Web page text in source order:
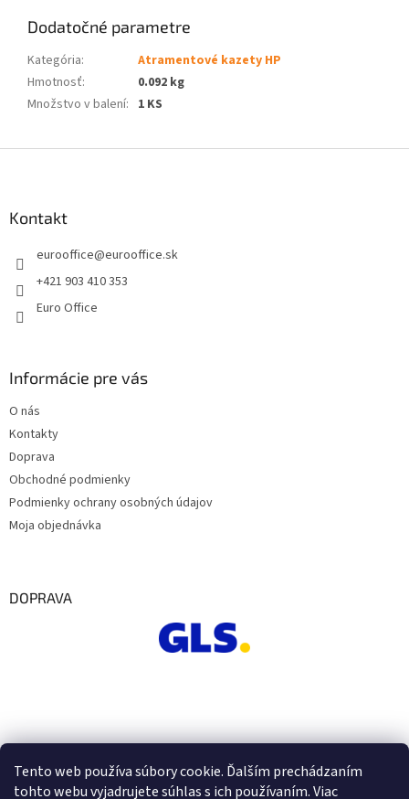
Tento web používa súbory cookie. Ďalším prechádzaním
tohto webu vyjadrujete súhlas s ich používaním. Viac
Dodatočné parametre
Kategória:
Atramentové kazety HP
Hmotnosť:
0.092 kg
Množstvo v balení: 1 KS
Kontakt
eurooffice@eurooffice.sk
+421 903 410 353
Euro Office
Informácie pre vás
O nás
Kontakty
Doprava
Obchodné podmienky
Podmienky ochrany osobných údajov
Moja objednávka
DOPRAVA